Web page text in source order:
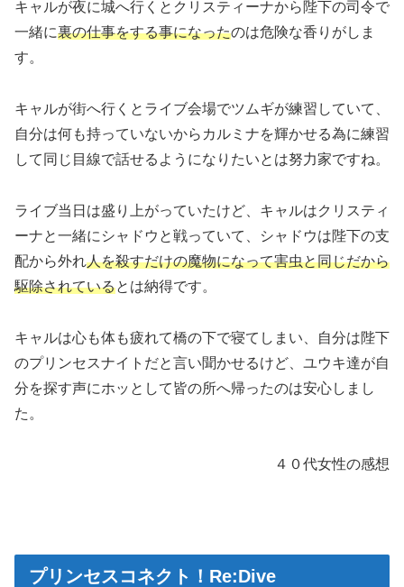
キャルが夜に城へ行くとクリスティーナから陛下の司令で
一緒に裏の仕事をする事になったのは危険な香りがしま
す。
キャルが街へ行くとライブ会場でツムギが練習していて、
自分は何も持っていないからカルミナを輝かせる為に練習
して同じ目線で話せるようになりたいとは努力家ですね。
ライブ当日は盛り上がっていたけど、キャルはクリスティ
ーナと一緒にシャドウと戦っていて、シャドウは陛下の支
配から外れ人を殺すだけの魔物になって害虫と同じだから
駆除されているとは納得です。
キャルは心も体も疲れて橋の下で寝てしまい、自分は陛下
のプリンセスナイトだと言い聞かせるけど、ユウキ達が自
分を探す声にホッとして皆の所へ帰ったのは安心しまし
た。
４０代女性の感想
プリンセスコネクト！Re:Dive